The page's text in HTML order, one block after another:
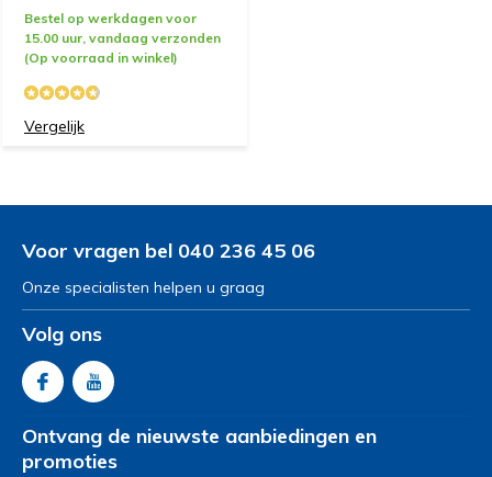
5 / 5
Practisch en warm.
Door
DoorRia M.- 09-11-2019 13:38
5 / 5
snelle levering netjes in doos geleverd ziet er goed uit
DoorEls D.
Prima poncho heerlijk gevoerd met fleece en heel lekker
warm. Goede kwaliteit en ik heb m heel snel ontvangen
Bestel op werkdagen voor
15.00 uur, vandaag verzonden
(Op voorraad in winkel)
Vergelijk
Voor vragen bel 040 236 45 06
Onze specialisten helpen u graag
Volg ons
Ontvang de nieuwste aanbiedingen en
promoties